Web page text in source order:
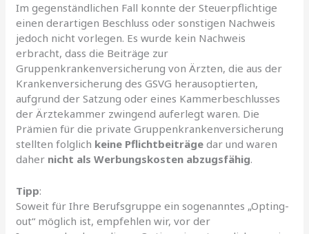
Im gegenständlichen Fall konnte der Steuerpflichtige
einen derartigen Beschluss oder sonstigen Nachweis
jedoch nicht vorlegen. Es wurde kein Nachweis
erbracht, dass die Beiträge zur
Gruppenkrankenversicherung von Ärzten, die aus der
Krankenversicherung des GSVG herausoptierten,
aufgrund der Satzung oder eines Kammerbeschlusses
der Ärztekammer zwingend auferlegt waren. Die
Prämien für die private Gruppenkrankenversicherung
stellten folglich keine Pflichtbeiträge dar und waren
daher nicht als Werbungskosten abzugsfähig.
Tipp:
Soweit für Ihre Berufsgruppe ein sogenanntes „Opting-
out“ möglich ist, empfehlen wir, vor der